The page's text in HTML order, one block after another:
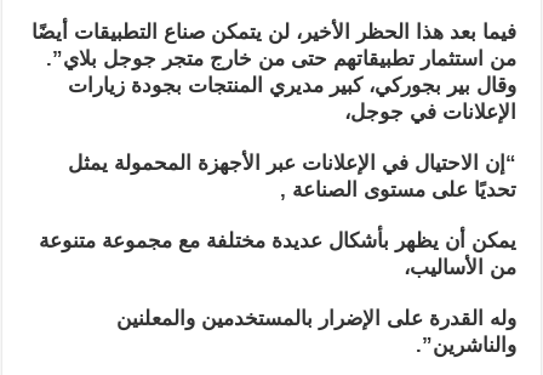
فيما بعد هذا الحظر الأخير، لن يتمكن صناع التطبيقات أيضًا
من استثمار تطبيقاتهم حتى من خارج متجر جوجل بلاي”.
وقال بير بجوركي، كبير مديري المنتجات بجودة زيارات
الإعلانات في جوجل،
“إن الاحتيال في الإعلانات عبر الأجهزة المحمولة يمثل
تحديًا على مستوى الصناعة ,
يمكن أن يظهر بأشكال عديدة مختلفة مع مجموعة متنوعة
من الأساليب،
وله القدرة على الإضرار بالمستخدمين والمعلنين
والناشرين”.